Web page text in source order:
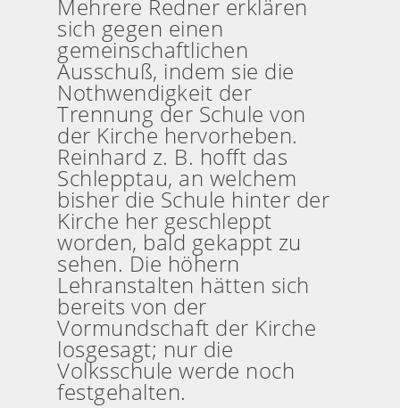
Mehrere Redner erklären
sich gegen einen
gemeinschaftlichen
Ausschuß, indem sie die
Nothwendigkeit der
Trennung der Schule von
der Kirche hervorheben.
Reinhard z. B. hofft das
Schlepptau, an welchem
bisher die Schule hinter der
Kirche her geschleppt
worden, bald gekappt zu
sehen. Die höhern
Lehranstalten hätten sich
bereits von der
Vormundschaft der Kirche
losgesagt; nur die
Volksschule werde noch
festgehalten.